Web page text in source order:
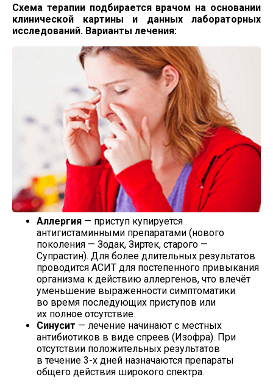
Схема терапии подбирается врачом на основании
клинической картины и данных лабораторных
исследований. Варианты лечения:
Аллергия — приступ купируется
антигистаминными препаратами (нового
поколения — Зодак, Зиртек, старого —
Супрастин). Для более длительных результатов
проводится АСИТ для постепенного привыкания
организма к действию аллергенов, что влечёт
уменьшение выраженности симптоматики
во время последующих приступов или
их полное отсутствие.
Синусит — лечение начинают с местных
антибиотиков в виде спреев (Изофра). При
отсутствии положительных результатов
в течение 3-х дней назначаются препараты
общего действия широкого спектра.